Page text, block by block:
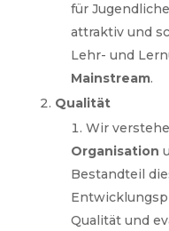
für
attraktiv und
Lehr- und
Mainstream.
Qualität
Wir
Organisation
Bestandteil
Qualität und